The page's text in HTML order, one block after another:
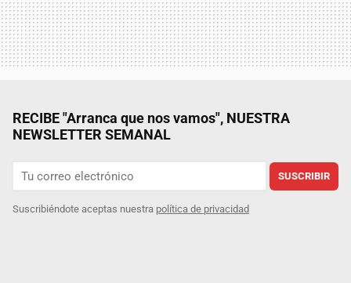
RECIBE "Arranca que nos vamos", NUESTRA
NEWSLETTER SEMANAL
SUSCRIBIR
Suscribiéndote aceptas nuestra política de privacidad